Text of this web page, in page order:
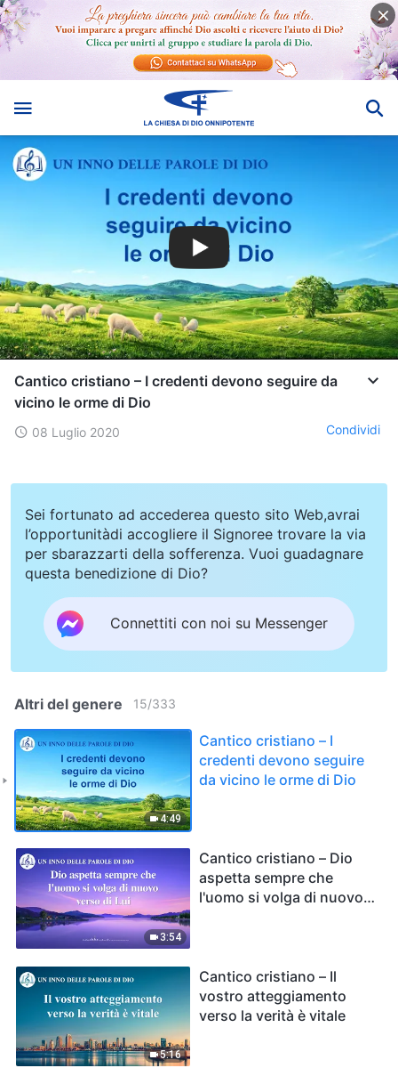
Cantico cristiano – I credenti devono seguire da
vicino le orme di Dio
08 Luglio 2020 Condividi
Sei fortunato ad accederea questo sito Web,avrai
l’opportunitàdi accogliere il Signoree trovare la via
per sbarazzarti della sofferenza. Vuoi guadagnare
questa benedizione di Dio?
Connettiti con noi su Messenger
Altri del genere 15/333
4:49
Cantico cristiano – I
credenti devono seguire
da vicino le orme di Dio
3:54
Cantico cristiano – Dio
aspetta sempre che
l'uomo si volga di nuovo
5:16
Cantico cristiano – Il
vostro atteggiamento
verso la verità è vitale